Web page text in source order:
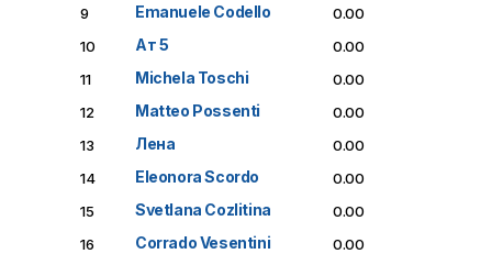
9
Emanuele Codello
0.00
10
Ат 5
0.00
11
Michela Toschi
0.00
12
Matteo Possenti
0.00
13
Лена
0.00
14
Eleonora Scordo
0.00
15
Svetlana Сozlitina
0.00
16
Corrado Vesentini
0.00